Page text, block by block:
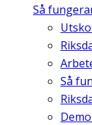
Så
Så